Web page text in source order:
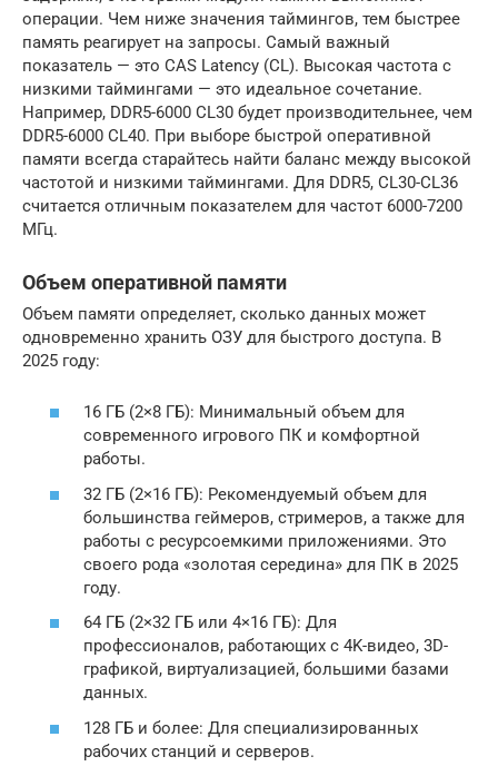
операции. Чем ниже значения таймингов, тем быстрее
память реагирует на запросы. Самый важный
показатель — это CAS Latency (CL). Высокая частота с
низкими таймингами — это идеальное сочетание.
Например, DDR5-6000 CL30 будет производительнее, чем
DDR5-6000 CL40. При выборе быстрой оперативной
памяти всегда старайтесь найти баланс между высокой
частотой и низкими таймингами. Для DDR5, CL30-CL36
считается отличным показателем для частот 6000-7200
МГц.
Объем оперативной памяти
Объем памяти определяет, сколько данных может
одновременно хранить ОЗУ для быстрого доступа. В
2025 году:
16 ГБ (2×8 ГБ): Минимальный объем для
современного игрового ПК и комфортной
работы.
32 ГБ (2×16 ГБ): Рекомендуемый объем для
большинства геймеров, стримеров, а также для
работы с ресурсоемкими приложениями. Это
своего рода «золотая середина» для ПК в 2025
году.
64 ГБ (2×32 ГБ или 4×16 ГБ): Для
профессионалов, работающих с 4K-видео, 3D-
графикой, виртуализацией, большими базами
данных.
128 ГБ и более: Для специализированных
рабочих станций и серверов.